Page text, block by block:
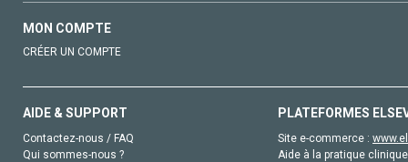
MON COMPTE
CRÉER UN COMPTE
AIDE & SUPPORT
Contactez-nous / FAQ
Qui sommes-nous ?
PLATEFORMES
Site e-commerce :
Aide à la pratique